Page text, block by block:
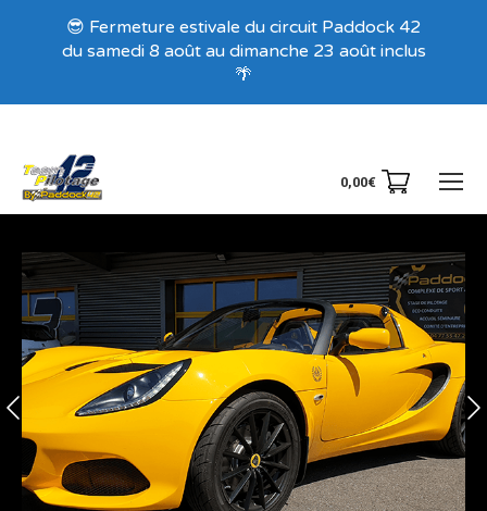
0,00€
Recevez nos offres exclusives !
😎 Fermeture estivale du circuit Paddock 42
du samedi 8 août au dimanche 23 août inclus
🌴